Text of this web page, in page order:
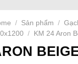
/ Sản phẩm /
/ KM 24 Aron